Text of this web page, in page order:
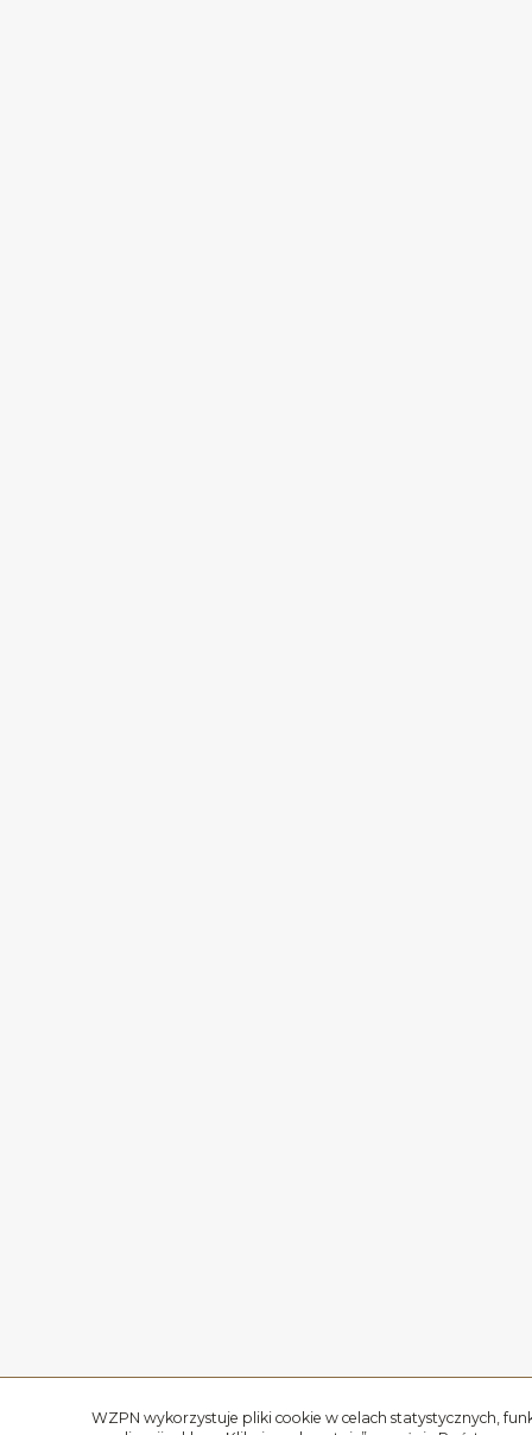
WZPN wykorzystuje pliki cookie w celach statystycznych,